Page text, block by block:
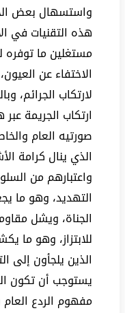
واستسهال بعض
هذه التقنيات في
مستغلين ما توفره
الاختفاء عن
لارتكاب الجرائم،
ارتكاب الجريمة
صورتيه العام
الذي ينال كرامة
واعتبارهم من
التهديد، وهو ما
الجناة، ويشل
للابتزاز، وهو ما
الذين يلجأون إلى
يستوجب أن تكون
مفهوم الردع